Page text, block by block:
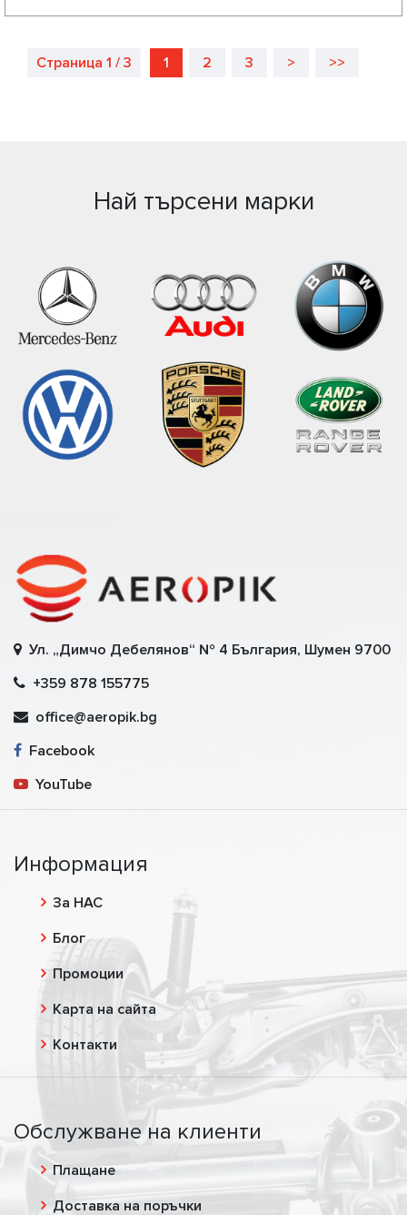
Страница 1 / 3 1 2 3 > >>
Най търсени марки
Ул. „Димчо Дебелянов“ № 4 България, Шумен 9700
+359 878 155775
office@aeropik.bg
Facebook
YouTube
Информация
За НАС
Блог
Промоции
Карта на сайта
Контакти
Обслужване на клиенти
Плащане
Доставка на поръчки